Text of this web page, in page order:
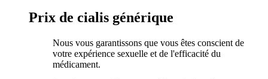
Prix de cialis générique
Nous vous garantissons que vous êtes conscient de
votre expérience sexuelle et de l'efficacité du
médicament.